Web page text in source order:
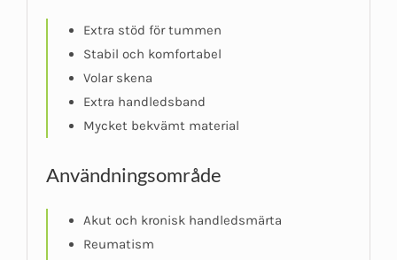
Extra stöd för tummen
Stabil och komfortabel
Volar skena
Extra handledsband
Mycket bekvämt material
Användningsområde
Akut och kronisk handledsmärta
Reumatism